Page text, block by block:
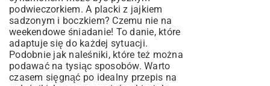
podwieczorkiem. A placki z jajkiem
sadzonym i boczkiem? Czemu nie na
weekendowe śniadanie! To danie, które
adaptuje się do każdej sytuacji.
Podobnie jak naleśniki, które też można
podawać na tysiąc sposobów. Warto
czasem sięgnąć po idealny przepis na